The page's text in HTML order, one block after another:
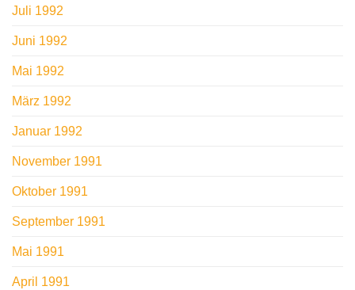
Juli 1992
Juni 1992
Mai 1992
März 1992
Januar 1992
November 1991
Oktober 1991
September 1991
Mai 1991
April 1991